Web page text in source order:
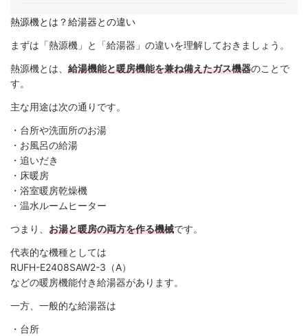
熱源機とは？給湯器との違い
まずは「熱源機」と「給湯器」の違いを理解しておきましょう。
熱源機とは、 給湯機能と暖房機能を兼ね備えたガス機器のことで
す。
主な用途は次の通りです。
・台所や洗面所のお湯
・お風呂の給湯
・追いだき
・床暖房
・浴室暖房乾燥機
・温水ルームヒーター
つまり、 お湯と暖房の両方を作る機械です。
代表的な機種としては
RUFH-E2408SAW2-3（A）
などの暖房機能付き給湯器があります。
一方、一般的な給湯器は
・台所